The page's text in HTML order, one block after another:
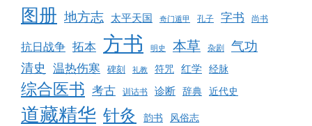
图册 地方志 太平天国 奇门遁甲 孔子 字书 尚书
抗日战争 拓本 方书 明史 本草 杂剧 气功
清史 温热伤寒 碑刻 礼教 符咒 红学 经脉
综合医书 考古 训诂书 诊断 辞典 近代史
道藏精华 针灸 韵书 风俗志